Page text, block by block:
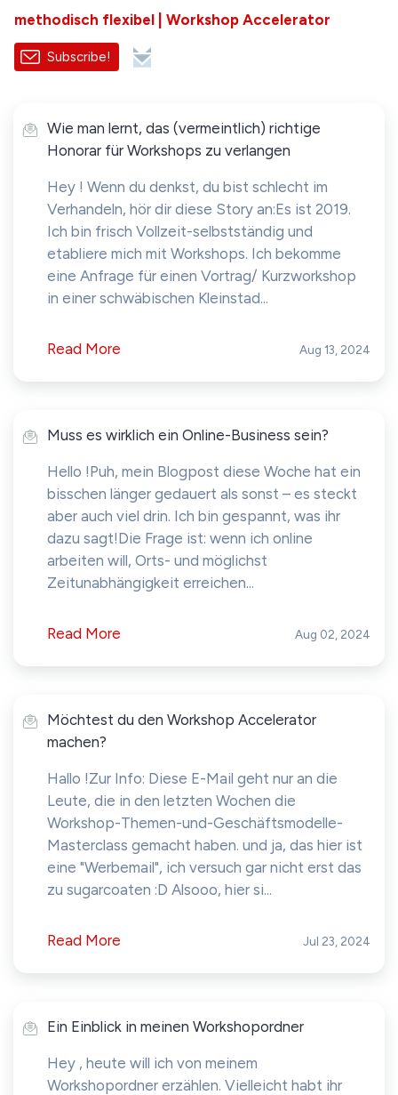
methodisch flexibel | Workshop Accelerator
Subscribe!
Wie man lernt, das (vermeintlich) richtige
Honorar für Workshops zu verlangen
Hey ! Wenn du denkst, du bist schlecht im
Verhandeln, hör dir diese Story an:Es ist 2019.
Ich bin frisch Vollzeit-selbstständig und
etabliere mich mit Workshops. Ich bekomme
eine Anfrage für einen Vortrag/ Kurzworkshop
in einer schwäbischen Kleinstad...
Read More Aug 13, 2024
Muss es wirklich ein Online-Business sein?
Hello !Puh, mein Blogpost diese Woche hat ein
bisschen länger gedauert als sonst – es steckt
aber auch viel drin. Ich bin gespannt, was ihr
dazu sagt!Die Frage ist: wenn ich online
arbeiten will, Orts- und möglichst
Zeitunabhängigkeit erreichen...
Read More Aug 02, 2024
Möchtest du den Workshop Accelerator
machen?
Hallo !Zur Info: Diese E-Mail geht nur an die
Leute, die in den letzten Wochen die
Workshop-Themen-und-Geschäftsmodelle-
Masterclass gemacht haben. und ja, das hier ist
eine "Werbemail", ich versuch gar nicht erst das
zu sugarcoaten :D Alsooo, hier si...
Read More Jul 23, 2024
Ein Einblick in meinen Workshopordner
Hey , heute will ich von meinem
Workshopordner erzählen. Vielleicht habt ihr